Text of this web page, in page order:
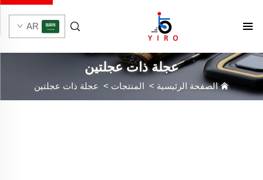
AR
عجلة ذات عجلتين
الصفحة الرئيسية > المنتجات > عجلة ذات عجلتين